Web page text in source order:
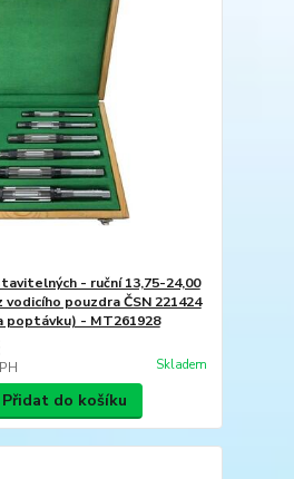
- ruční 13,75-24,00
pouzdra ČSN 221424
poptávku) - MT261928
Skladem
Přidat do košíku